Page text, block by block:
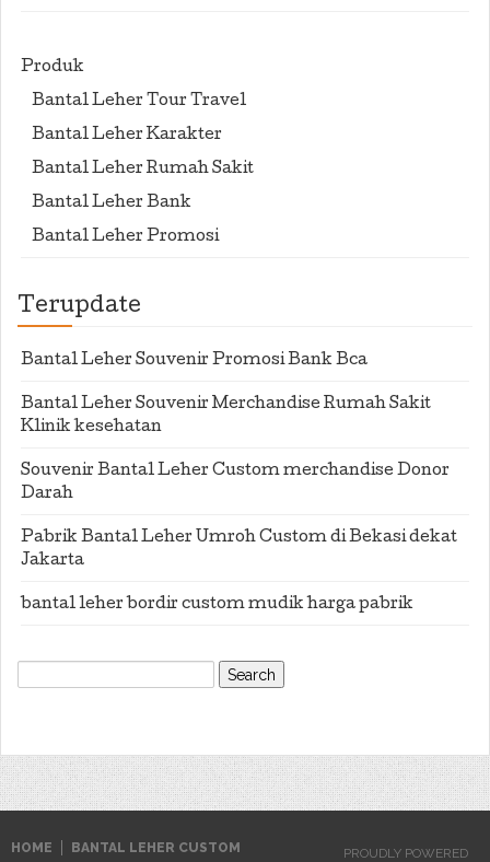
Produk
Bantal Leher Tour Travel
Bantal Leher Karakter
Bantal Leher Rumah Sakit
Bantal Leher Bank
Bantal Leher Promosi
Terupdate
Bantal Leher Souvenir Promosi Bank Bca
Bantal Leher Souvenir Merchandise Rumah Sakit
Klinik kesehatan
Souvenir Bantal Leher Custom merchandise Donor
Darah
Pabrik Bantal Leher Umroh Custom di Bekasi dekat
Jakarta
bantal leher bordir custom mudik harga pabrik
Search
for:
HOME BANTAL LEHER CUSTOM PROUDLY POWERED